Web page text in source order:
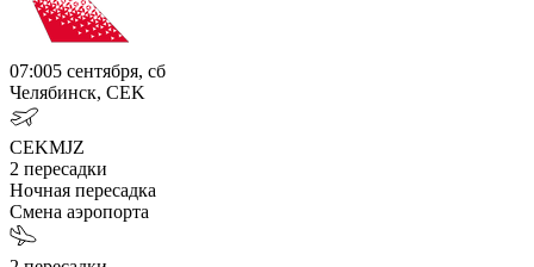
07:005 сентября, сб
Челябинск, CEK
CEKMJZ
2 пересадки
Ночная пересадка
Смена аэропорта